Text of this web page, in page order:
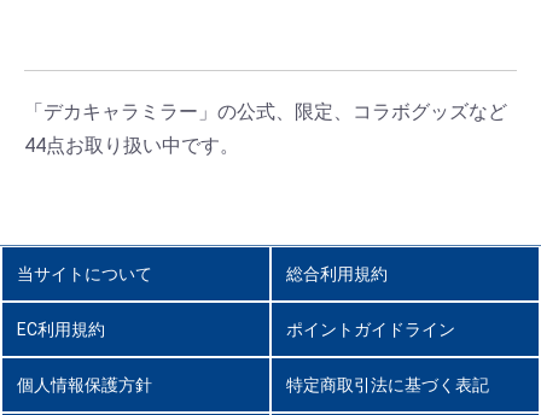
「デカキャラミラー」の公式、限定、コラボグッズなど
44点お取り扱い中です。
当サイトについて 総合利用規約
EC利用規約 ポイントガイドライン
個人情報保護方針 特定商取引法に基づく表記